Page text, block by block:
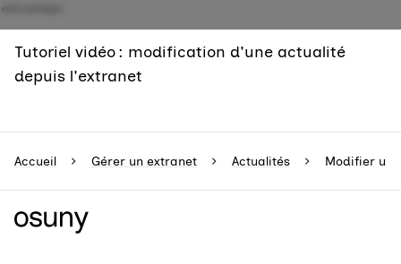
Tutoriel vidéo : modification d'une actualité
depuis l'extranet
Accueil Gérer un extranet Actualités Modifier